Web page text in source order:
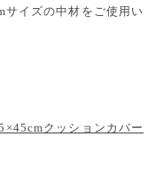
サイズの中材をご使用い
クッションカバー